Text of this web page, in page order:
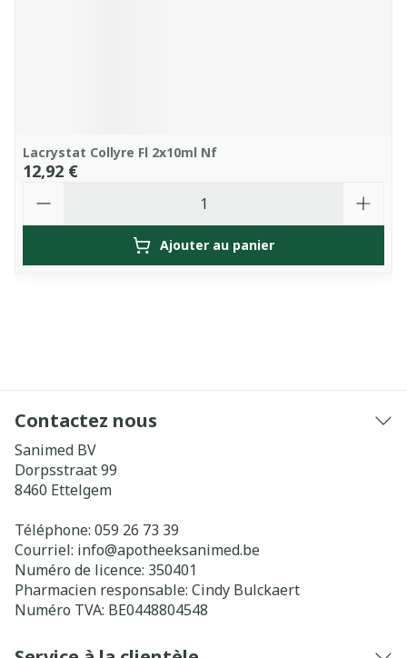
Lacrystat Collyre Fl 2x10ml Nf
12,92 €
Ajouter au panier
Contactez nous
Sanimed BV
Dorpsstraat 99
8460 Ettelgem
Téléphone: 059 26 73 39
Courriel: info@apotheeksanimed.be
Numéro de licence: 350401
Pharmacien responsable: Cindy Bulckaert
Numéro TVA: BE0448804548